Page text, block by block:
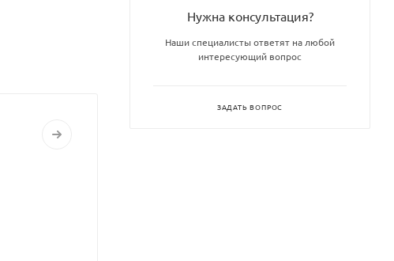
Нужна консультация?
Наши специалисты ответят на любой
интересующий вопрос
ЗАДАТЬ ВОПРОС